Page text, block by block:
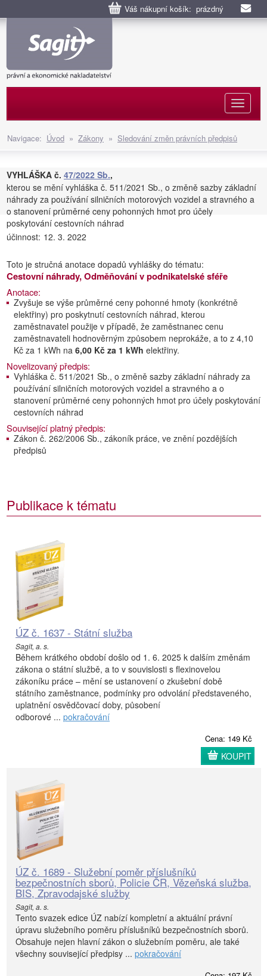
Váš nákupní košík: prázdný
Navigace: Úvod » Zákony » Sledování změn právních předpisů
VYHLÁŠKA č. 47/2022 Sb.,
kterou se mění vyhláška č. 511/2021 Sb., o změně sazby základní
náhrady za používání silničních motorových vozidel a stravného a
o stanovení průměrné ceny pohonných hmot pro účely
poskytování cestovních náhrad
účinnost: 12. 3. 2022
Toto je stručná anotace dopadů vyhlášky do tématu:
Cestovní náhrady, Odměňování v podnikatelské sféře
Anotace:
Zvyšuje se výše průměrné ceny pohonné hmoty (konkrétně
elektřiny) pro poskytnutí cestovních náhrad, kterou
zaměstnavatel použije v případě, že zaměstnanec cenu
zaměstnavateli hodnověrným způsobem neprokáže, a to z 4,10
Kč za 1 kWh na 6,00 Kč za 1 kWh elektřiny.
Novelizovaný předpis:
Vyhláška č. 511/2021 Sb., o změně sazby základní náhrady za
používání silničních motorových vozidel a stravného a o
stanovení průměrné ceny pohonných hmot pro účely poskytování
cestovních náhrad
Související platný předpis:
Zákon č. 262/2006 Sb., zákoník práce, ve znění pozdějších
předpisů
Publikace k tématu
ÚZ č. 1637 - Státní služba
Sagit, a. s.
Během krátkého období došlo od 1. 6. 2025 k dalším změnám
zákona o státní službě, a to v souvislosti s flexinovelou
zákoníku práce – mění se ustanovení o zkušební době
státního zaměstnance, podmínky pro odvolání představeného,
uplatnění osvědčovací doby, působení
odborové ... pokračování
Cena: 149 Kč
KOUPIT
ÚZ č. 1689 - Služební poměr příslušníků
bezpečnostních sborů, Policie ČR, Vězeňská služba,
BIS, Zpravodajské služby
Sagit, a. s.
Tento svazek edice ÚZ nabízí kompletní a aktuální právní
úpravu služebního poměru příslušníků bezpečnostních sborů.
Obsahuje nejen hlavní zákon o služebním poměru, ale také
všechny související předpisy ... pokračování